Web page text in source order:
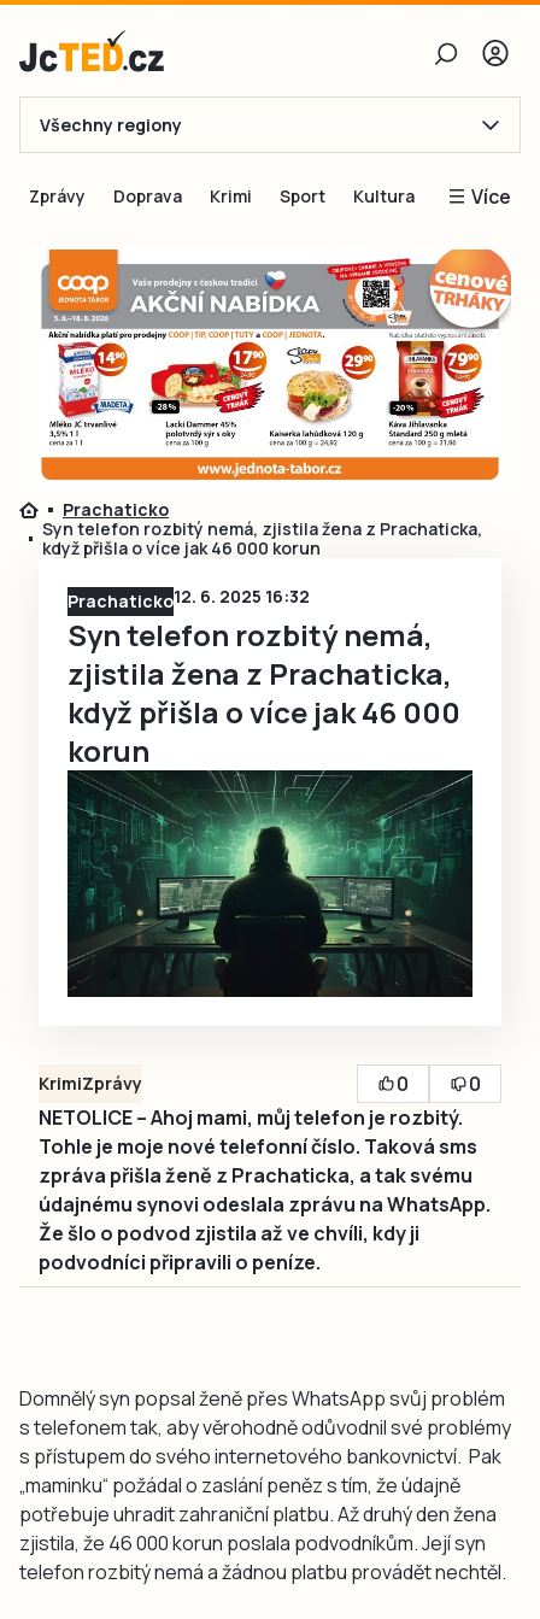
E-mail
Obnovit heslo
Přihlásit se
Přihlásit se přes Facebook
Ještě nemám účet, chci seRegistrovat
Všechny regiony
Zprávy Doprava Krimi Sport Kultura Více
Inspirace
Čtenáři píší
Speciální přílohy
Inzerce
Prachaticko
Syn telefon rozbitý nemá, zjistila žena z Prachaticka,
když přišla o více jak 46 000 korun
Prachaticko12. 6. 2025 16:32
Syn telefon rozbitý nemá,
zjistila žena z Prachaticka,
když přišla o více jak 46 000
korun
KrimiZprávy 0
0
NETOLICE – Ahoj mami, můj telefon je rozbitý.
Tohle je moje nové telefonní číslo. Taková sms
zpráva přišla ženě z Prachaticka, a tak svému
údajnému synovi odeslala zprávu na WhatsApp.
Že šlo o podvod zjistila až ve chvíli, kdy ji
podvodníci připravili o peníze.
Domnělý syn popsal ženě přes WhatsApp svůj problém
s telefonem tak, aby věrohodně odůvodnil své problémy
s přístupem do svého internetového bankovnictví. Pak
„maminku“ požádal o zaslání peněz s tím, že údajně
potřebuje uhradit zahraniční platbu. Až druhý den žena
zjistila, že 46 000 korun poslala podvodníkům. Její syn
telefon rozbitý nemá a žádnou platbu provádět nechtěl.